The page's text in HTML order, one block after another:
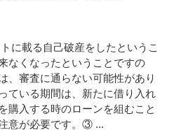
に載る自己破産をしたというこ
なくなったということですの
、審査に通らない可能性があり
ている期間は、新たに借り入れ
購入する時のローンを組むこと
意が必要です。③ ...